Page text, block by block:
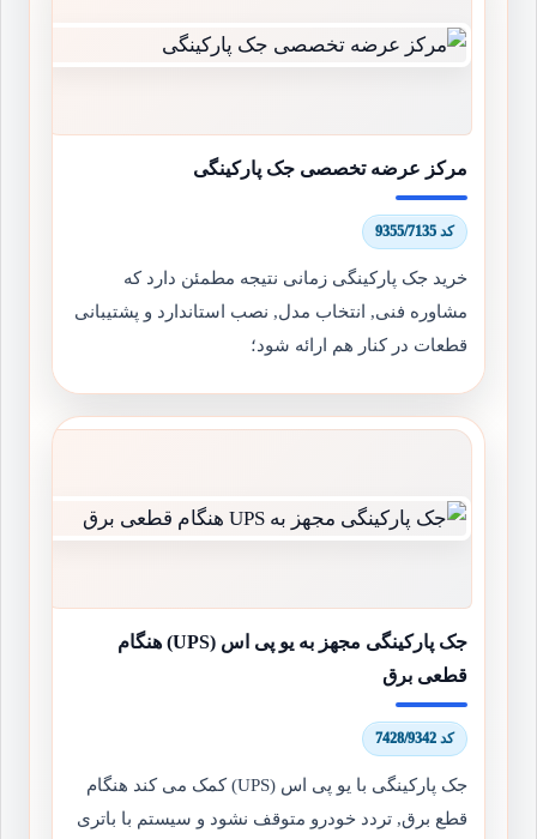
مرکز عرضه تخصصی جک پارکینگی
کد 9355/7135
خرید جک پارکینگی زمانی نتیجه مطمئن دارد که
مشاوره فنی, انتخاب مدل, نصب استاندارد و پشتیبانی
قطعات در کنار هم ارائه شود؛
جک پارکینگی مجهز به یو پی اس (UPS) هنگام
قطعی برق
کد 7428/9342
جک پارکینگی با یو پی اس (UPS) کمک می کند هنگام
قطع برق, تردد خودرو متوقف نشود و سیستم با باتری